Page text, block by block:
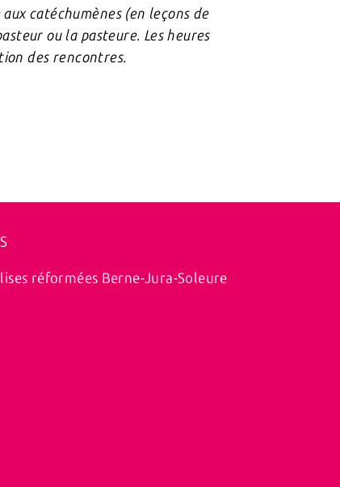
catéchumènes (en leçons de
ou la pasteure. Les heures
des rencontres.
réformées Berne-Jura-Soleure